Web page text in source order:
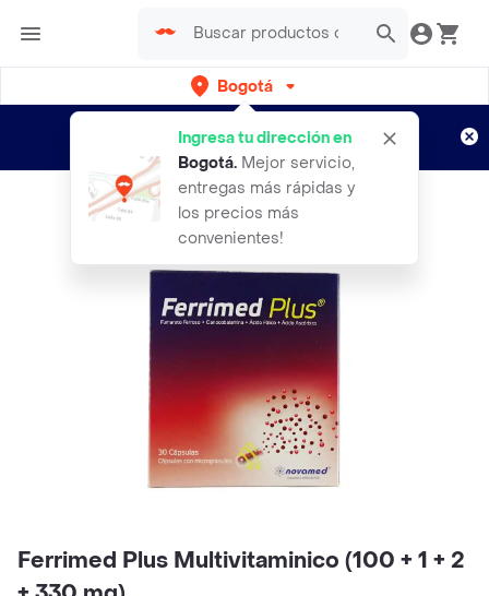
Bogotá
Ingresa tu dirección en
Bogotá. Mejor servicio,
entregas más rápidas y
los precios más
convenientes!
envíos gratis por semanas
Aplican TyC
Ferrimed Plus Multivitaminico (100 + 1 + 2